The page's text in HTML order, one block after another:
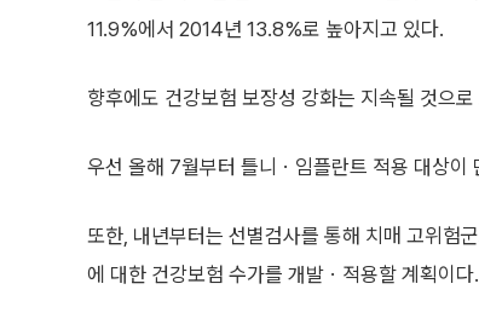
11.9%에서 2014년 13.8%로 높아지고 있다.
향후에도 건강보험 보장성 강화는 지속될 것으로
우선 올해 7월부터 틀니ㆍ임플란트 적용 대상
또한, 내년부터는 선별검사를 통해 치매 고위험
에 대한 건강보험 수가를 개발ㆍ적용할 계획이다.